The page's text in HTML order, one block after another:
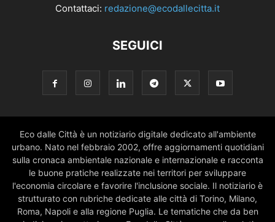
Contattaci: redazione@ecodallecitta.it
SEGUICI
Eco dalle Città è un notiziario digitale dedicato all'ambiente
urbano. Nato nel febbraio 2002, offre aggiornamenti quotidiani
sulla cronaca ambientale nazionale e internazionale e racconta
le buone pratiche realizzate nei territori per sviluppare
l'economia circolare e favorire l'inclusione sociale. Il notiziario è
strutturato con rubriche dedicate alle città di Torino, Milano,
Roma, Napoli e alla regione Puglia. Le tematiche che da ben